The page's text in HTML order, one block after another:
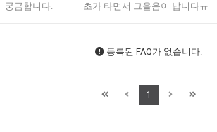
궁금합니다. 초가 타면서 그을음이 납니다ㅠ
등록된 FAQ가 없습니다.
1